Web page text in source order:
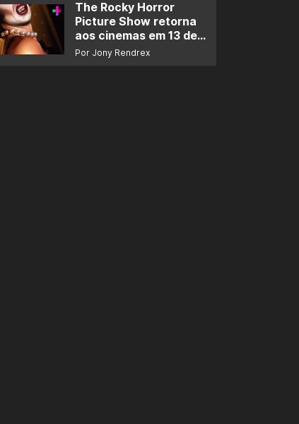
The Rocky Horror
Picture Show retorna
aos cinemas em 13 de
novembro
Por Jony Rendrex